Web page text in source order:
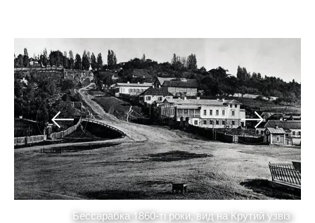
Бессарабка 1860-ті роки, вид на Крутий узвіз